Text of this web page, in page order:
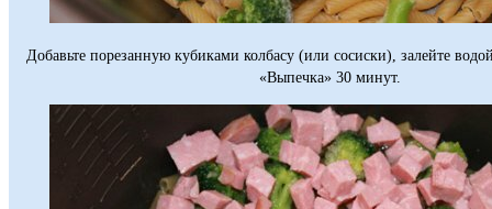
Добавьте порезанную кубиками колбасу (или сосиски), залейте
«Выпечка» 30 минут.